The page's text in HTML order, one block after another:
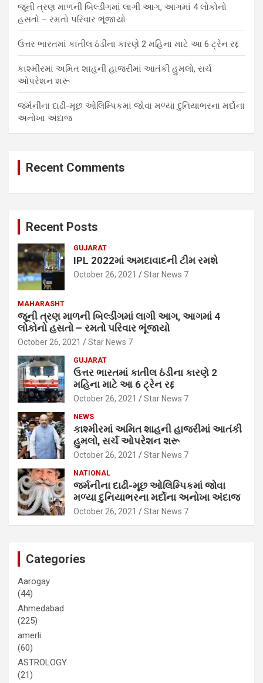
જૂની ત્રણ માળની બિલ્ડીંગમાં લાગી આગ, આગમાં 4 લોકોનો
હસતો – રમતો પરિવાર ભૂંજાયો
ઉત્તર ભારતમાં કાતીલ ઠંડીના કારણે 2 મહિના માટે આ 6 ટ્રેન રદ્દ
કાશ્મીરમાં અમિત શાહની હાજરીમાં આતંકી હુમલો, સર્ચ
ઓપરેશન શરૂ
જર્મનીના દાઢી-મૂછ ઓલિમ્પિકમાં જોવા મળ્યા દુનિયાભરના મર્દોના
અનોખા અંદાજ
Recent Comments
Recent Posts
GUJARAT
IPL 2022માં અમદાવાદની ટીમ રમશે
October 26, 2021 Star News 7
MAHARASHT
જૂની ત્રણ માળની બિલ્ડીંગમાં લાગી આગ, આગમાં 4
લોકોનો હસતો – રમતો પરિવાર ભૂંજાયો
October 26, 2021 Star News 7
GUJARAT
ઉત્તર ભારતમાં કાતીલ ઠંડીના કારણે 2
મહિના માટે આ 6 ટ્રેન રદ્દ
October 26, 2021 Star News 7
NEWS
કાશ્મીરમાં અમિત શાહની હાજરીમાં આતંકી
હુમલો, સર્ચ ઓપરેશન શરૂ
October 26, 2021 Star News 7
NATIONAL
જર્મનીના દાઢી-મૂછ ઓલિમ્પિકમાં જોવા
મળ્યા દુનિયાભરના મર્દોના અનોખા અંદાજ
October 26, 2021 Star News 7
Categories
Aarogay
(44)
Ahmedabad
(225)
amerli
(60)
ASTROLOGY
(21)